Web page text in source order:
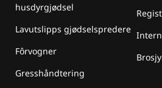
husdyrgjødsel
Lavutslipps gjødselspredere
Fôrvogner
Gresshåndtering